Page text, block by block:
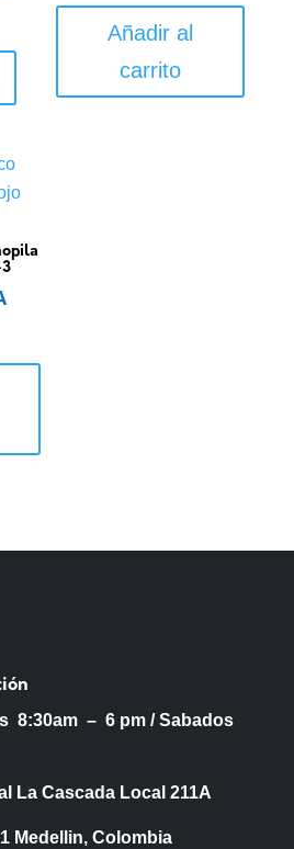
Añadir al
carrito
8:30am – 6 pm /Sabados
La Cascada Local 211A
Medellin, Colombia